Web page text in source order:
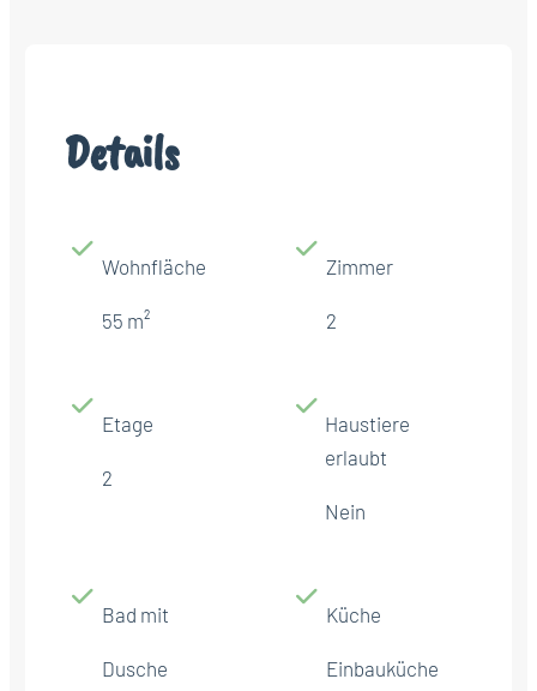
Details
Wohnfläche
55 m²
Zimmer
2
Etage
2
Haustiere
erlaubt
Nein
Bad mit
Dusche
Küche
Einbauküche